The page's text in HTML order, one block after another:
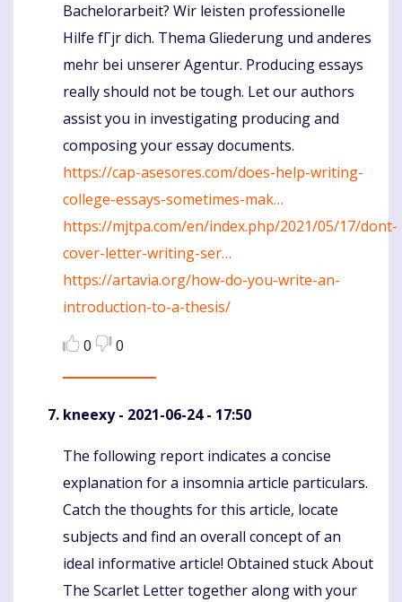
Bachelorarbeit? Wir leisten professionelle
Hilfe fГјr dich. Thema Gliederung und anderes
mehr bei unserer Agentur. Producing essays
really should not be tough. Let our authors
assist you in investigating producing and
composing your essay documents.
https://cap-asesores.com/does-help-writing-
college-essays-sometimes-mak…
https://mjtpa.com/en/index.php/2021/05/17/dont-
cover-letter-writing-ser…
https://artavia.org/how-do-you-write-an-
introduction-to-a-thesis/
0
0
kneexy- 2021-06-24 - 17:50
Komentaras
The following report indicates a concise
explanation for a insomnia article particulars.
Catch the thoughts for this article, locate
subjects and find an overall concept of an
ideal informative article! Obtained stuck About
The Scarlet Letter together along with your